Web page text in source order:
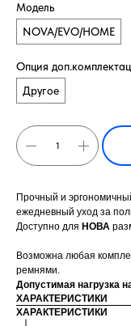
Модель
NOVA/EVO/HOME
Опция
Другое
Прочный и
ежедневный уход за
Доступно для НОВА
Возможна любая
ремнями.
Допустимая нагрузка
ХАРАКТЕРИСТИКИ
ХАРАКТЕРИСТИКИ